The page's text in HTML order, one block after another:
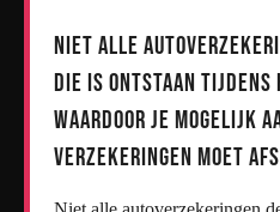
Niet alle
die is ontstaan
waardoor je mogelijk
verzekeringen moet